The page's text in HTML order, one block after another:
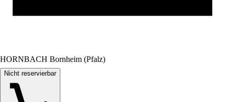
HORNBACH Bornheim (Pfalz)
Nicht reservierbar